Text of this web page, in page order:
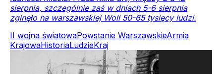
sierpnia, szczególnie zaś w dniach 5-6 sierpnia
zginęło na warszawskiej Woli 50-65 tysięcy ludzi.
II wojna światowaPowstanie WarszawskieArmia
KrajowaHistoriaLudzieKraj